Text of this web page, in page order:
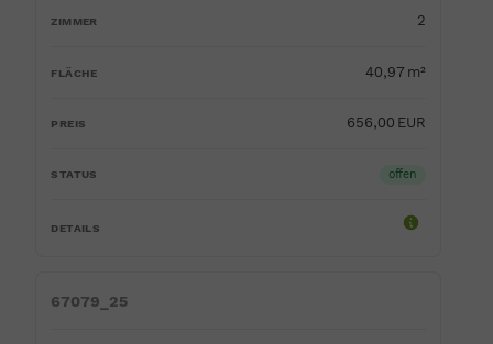
2
40,97 m²
656,00 EUR
offen
67079_25